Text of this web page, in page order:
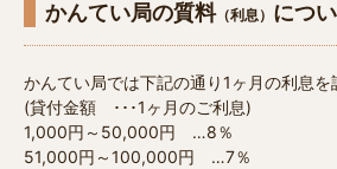
かんてい局の質料（利息） につ
かんてい局では下記の通り1ヶ月の利息を
(貸付金額 ･･･1ヶ月のご利息)
1,000円～50,000円 …8％
51,000円～100,000円 …7％